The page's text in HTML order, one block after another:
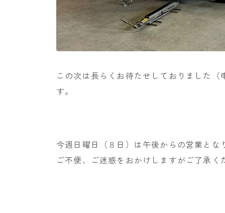
この次は長らくお待たせしておりました
す。
今週日曜日（８日）は午後からの営業とな
ご不便、ご迷惑をおかけしますがご了承く